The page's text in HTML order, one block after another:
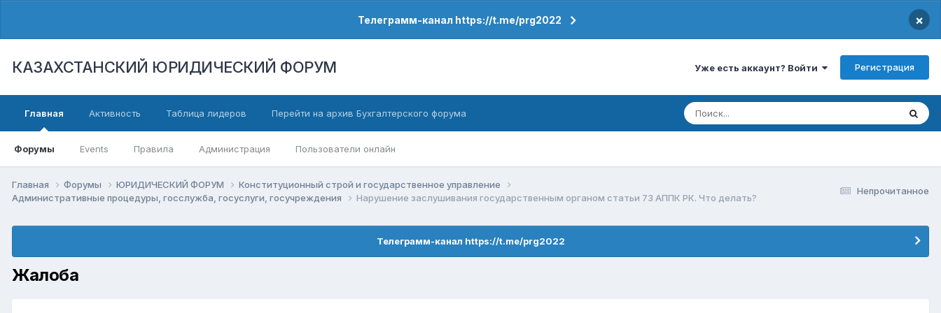
Телеграмм-канал https://t.me/prg2022 ×
КАЗАХСТАНСКИЙ ЮРИДИЧЕСКИЙ ФОРУМ Уже есть аккаунт? Войти Регистрация
Главная
Форумы Events Правила Администрация Пользователи онлайн
Активность Таблица лидеров Перейти на архив Бухгалтерского форума
Непрочитанное
Главная Форумы ЮРИДИЧЕСКИЙ ФОРУМ
Конституционный строй и государственное управление
Административные процедуры, госслужба, госуслуги, госучреждения
Нарушение заслушивания государственным органом статьи 73 АППК РК. Что делать?
Телеграмм-канал https://t.me/prg2022
Жалоба